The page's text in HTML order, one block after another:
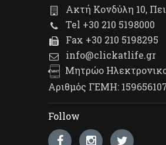
Ακτή Κονδύλη 10,
Tel +30 210 5198000
Fax +30 210 5198295
info@clickatlife.gr
Μητρώο
Αριθμός ΓΕΜΗ:
Follow